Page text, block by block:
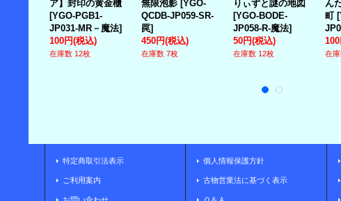
ア】封印の黄金櫃
[YGO-PGB1-
JP031-MR－魔法]
100円(税込)
在庫数 12枚
無限泡影 [YGO-
QCDB-JP059-SR-
罠]
450円(税込)
在庫数 7枚
りぃずと謎の地図
[YGO-BODE-
JP058-R-魔法]
50円(税込)
在庫数 12枚
ん
町 [
在
特定商取引法表示
ご利用案内
個人情報保護方針
古物営業法に基づく表示